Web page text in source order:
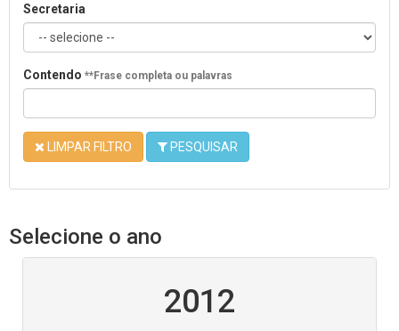
Secretaria
Contendo **Frase completa ou palavras
LIMPAR FILTRO PESQUISAR
Selecione o ano
2012